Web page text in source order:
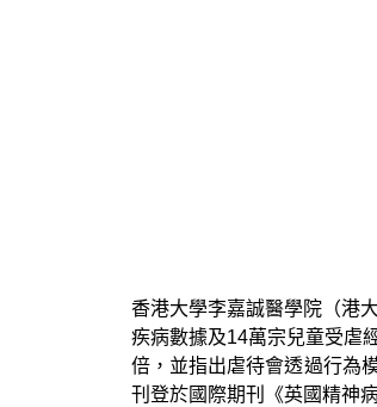
香港大學李嘉誠醫學院（港
疾病數據及14萬宗兒童受虐
倍，並指出虐待會透過行為
刊登於國際期刊《英國精神